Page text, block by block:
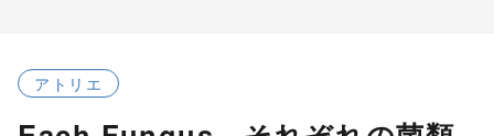
アトリエ